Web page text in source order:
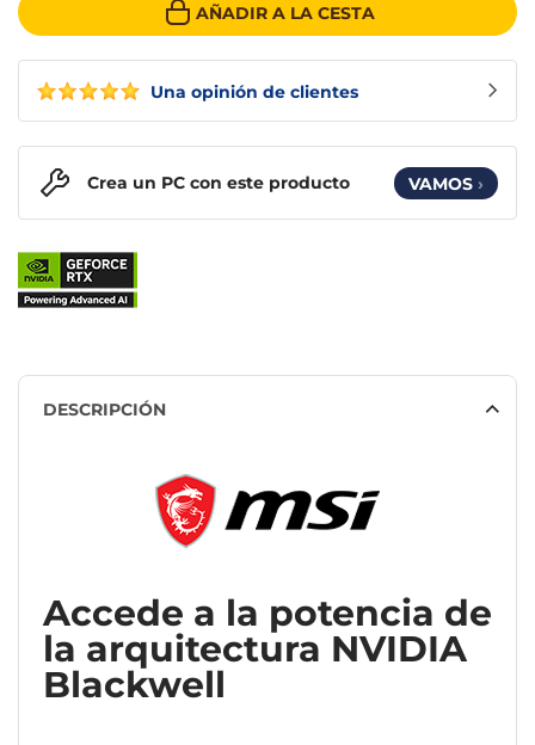
Una opinión de clientes
AÑADIR A LA CESTA
Crea un PC con este producto VAMOS ›
DESCRIPCIÓN
Accede a la potencia de
la arquitectura NVIDIA
Blackwell